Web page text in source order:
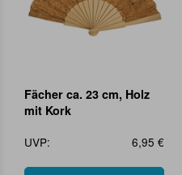
Fächer ca. 23 cm, Holz
mit Kork
UVP:
6,95 €